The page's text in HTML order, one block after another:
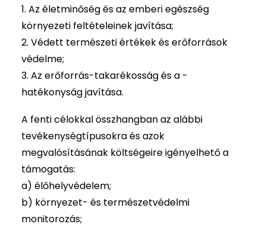
1. Az életminőség és az emberi egészség
környezeti feltételeinek javítása;
2. Védett természeti értékek és erőforrások
védelme;
3. Az erőforrás-takarékosság és a -
hatékonyság javítása.
A fenti célokkal összhangban az alábbi
tevékenységtípusokra és azok
megvalósításának költségeire igényelhető a
támogatás:
a) élőhelyvédelem;
b) környezet- és természetvédelmi
monitorozás;